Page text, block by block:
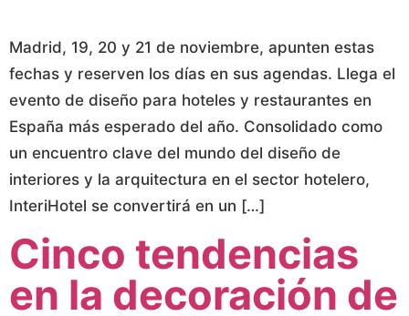
Madrid, 19, 20 y 21 de noviembre, apunten estas
fechas y reserven los días en sus agendas. Llega el
evento de diseño para hoteles y restaurantes en
España más esperado del año. Consolidado como
un encuentro clave del mundo del diseño de
interiores y la arquitectura en el sector hotelero,
InteriHotel se convertirá en un […]
Cinco tendencias
en la decoración de